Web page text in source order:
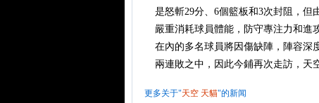
是怒斬29分、6個籃板和3次封阻，
嚴重消耗球員體能，防守專注力和進
在內的多名球員將因傷缺陣，陣容深
兩連敗之中，因此今鋪再次走訪，天
更多关于"天空 天貓"的新闻